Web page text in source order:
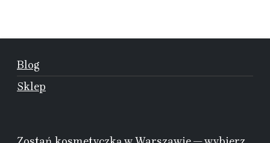
Blog
Sklep